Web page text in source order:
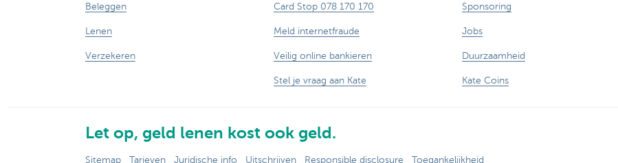
Beleggen
Lenen
Verzekeren
Card Stop 078 170 170
Meld internetfraude
Veilig online bankieren
Stel je vraag aan Kate
Sponsoring
Jobs
Duurzaamheid
Kate Coins
Let op, geld lenen kost ook geld.
Sitemap Tarieven Juridische info Uitschrijven Responsible disclosure Toegankelijkheid